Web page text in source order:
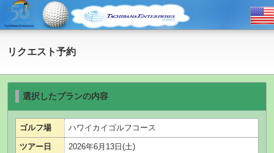
リクエスト予約
選択したプランの内容
ゴルフ場 ハワイカイゴルフコース
ツアー日 2026年6月13日(土)